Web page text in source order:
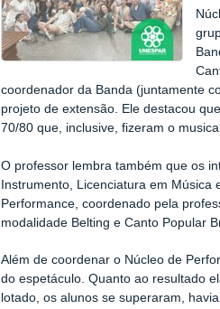
coordenador da Banda (juntamente
projeto de extensão. Ele destacou
70/80 que, inclusive, fizeram o
O professor lembra também que os
Instrumento, Licenciatura em
Performance, coordenado pela
modalidade Belting e Canto Popular
Além de coordenar o Núcleo de
do espetáculo. Quanto ao resultado
lotado, os alunos se superaram,